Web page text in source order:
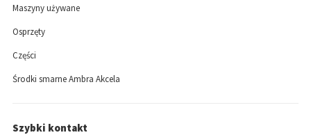
Maszyny używane
Osprzęty
Części
Środki smarne Ambra Akcela
Szybki kontakt